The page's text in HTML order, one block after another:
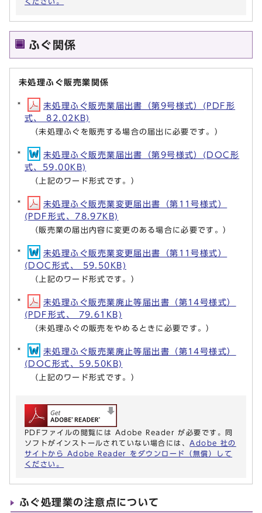
ふぐ関係
未処理ふぐ販売業関係
未処理ふぐ販売業届出書（第9号様式）(PDF形
式、 82.02KB)
（未処理ふぐを販売する場合の届出に必要です。）
未処理ふぐ販売業届出書（第9号様式）(DOC形
式、59.00KB)
（上記のワード形式です。）
未処理ふぐ販売業変更届出書（第11号様式）
(PDF形式、78.97KB)
（販売業の届出内容に変更のある場合に必要です。）
未処理ふぐ販売業変更届出書（第11号様式）
(DOC形式、 59.50KB)
（上記のワード形式です。）
未処理ふぐ販売業廃止等届出書（第14号様式）
(PDF形式、 79.61KB)
（未処理ふぐの販売をやめるときに必要です。）
未処理ふぐ販売業廃止等届出書（第14号様式）
(DOC形式、59.50KB)
（上記のワード形式です。）
PDFファイルの閲覧には Adobe Reader が必要です。同
ソフトがインストールされていない場合には、 Adobe 社の
サイトから Adobe Reader をダウンロード（無償）して
ください。
ふぐ処理業の注意点について